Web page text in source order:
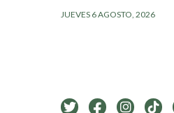
JUEVES 6 AGOSTO, 2026